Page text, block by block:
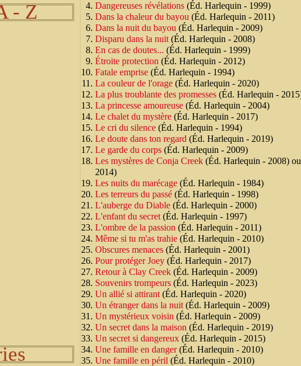
- Z
Dangereuses révélations (Éd. Harlequin - 1999)
Dans la chaleur du bayou (Éd. Harlequin - 2011)
Dans la nuit du bayou (Éd. Harlequin - 2009)
Disparu dans la nuit (Éd. Harlequin - 2008)
En cas de doutes... (Éd. Harlequin - 1999)
Étroite protection (Éd. Harlequin - 2012)
Fatale emprise (Éd. Harlequin - 1994)
La couleur de l'orage (Éd. Harlequin - 2020)
La plus troublante des promesses (Éd. Harlequin -
La princesse amoureuse (Éd. Harlequin - 2004)
Le chalet du mystère (Éd. Harlequin - 2017)
Le cri du silence (Éd. Harlequin - 1994)
Le doute dans ton regard (Éd. Harlequin - 2019)
Le garde du corps (Éd. Harlequin - 2009)
Les mystères de Conja Creek (Éd. Harlequin - 2008)
2014)
Les nuits du marécage (Éd. Harlequin - 1984)
Les terreurs du passé (Éd. Harlequin - 1998)
L'auberge du Diable (Éd. Harlequin - 2000)
L'enfant du secret (Éd. Harlequin - 1997)
L'ombre de la passion (Éd. Harlequin - 2011)
Même si tu m'as trahie (Éd. Harlequin - 2010)
Obscures menaces (Éd. Harlequin - 2001)
Pour protéger Joey (Éd. Harlequin - 2017)
Retour à Clay Creek (Éd. Harlequin - 2009)
Souvenirs trompeurs (Éd. Harlequin - 2023)
Un allié si attirant (Éd. Harlequin - 2020)
Un étranger dans la nuit (Éd. Harlequin - 2009)
Un mystérieux voisin (Éd. Harlequin - 2009)
Un secret dans la maison (Éd. Harlequin - 2019)
Un secret si dangereux (Éd. Harlequin - 2015)
Une famille en danger(Éd. Harlequin - 2010)
Une famille en péril (Éd. Harlequin - 2010)